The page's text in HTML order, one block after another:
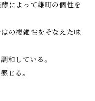
によって雄町の個性を
の複雑性をそなえた味
和している。
じる。